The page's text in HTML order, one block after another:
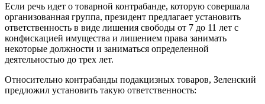
Если речь идет о товарной контрабанде, которую совершала
организованная группа, президент предлагает установить
ответственность в виде лишения свободы от 7 до 11 лет с
конфискацией имущества и лишением права занимать
некоторые должности и заниматься определенной
деятельностью до трех лет.
Относительно контрабанды подакцизных товаров, Зеленский
предложил установить такую ответственность: